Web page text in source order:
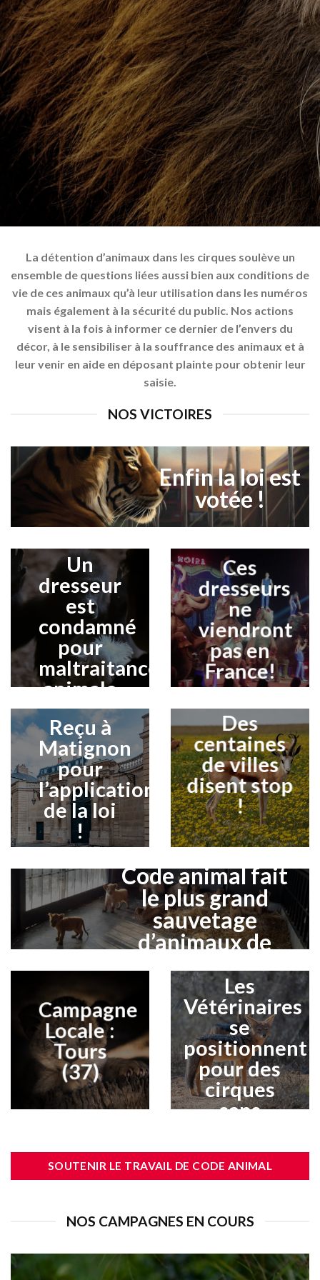
La détention d’animaux dans les cirques soulève un
ensemble de questions liées aussi bien aux conditions de
vie de ces animaux qu’à leur utilisation dans les numéros
mais également à la sécurité du public. Nos actions
visent à la fois à informer ce dernier de l’envers du
décor, à le sensibiliser à la souffrance des animaux et à
leur venir en aide en déposant plainte pour obtenir leur
saisie.
NOS VICTOIRES
Enfin la loi est
votée !
Un
dresseur
est
condamné
pour
maltraitance
animale
!
Ces
dresseurs
ne
viendront
pas en
France!
Reçu à
Matignon
pour
l’application
de la loi
!
Des
centaines
de villes
disent stop
!
Code animal fait
le plus grand
sauvetage
d’animaux de
cirque !
Campagne
Locale :
Tours
(37)
Les
Vétérinaires
se
positionnent
pour des
cirques
sans
SOUTENIR LE TRAVAIL DE CODE ANIMAL
NOS CAMPAGNES EN COURS